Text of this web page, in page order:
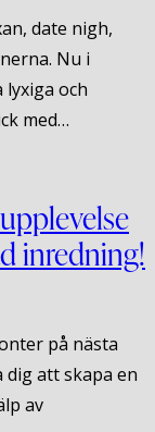
date nigh,
Nu i
lyxiga och
med…
inredning!
på nästa
dig att skapa en
av